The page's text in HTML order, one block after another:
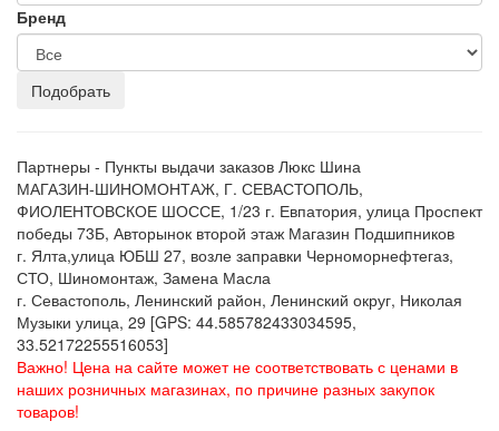
Бренд
Партнеры - Пункты выдачи заказов Люкс Шина
МАГАЗИН-ШИНОМОНТАЖ, Г. СЕВАСТОПОЛЬ,
ФИОЛЕНТОВСКОЕ ШОССЕ, 1/23 г. Евпатория, улица Проспект
победы 73Б, Авторынок второй этаж Магазин Подшипников
г. Ялта,улица ЮБШ 27, возле заправки Черноморнефтегаз,
СТО, Шиномонтаж, Замена Масла
г. Севастополь, Ленинский район, Ленинский округ, Николая
Музыки улица, 29 [GPS: 44.585782433034595,
33.52172255516053]
Важно! Цена на сайте может не соответствовать с ценами в
наших розничных магазинах, по причине разных закупок
товаров!